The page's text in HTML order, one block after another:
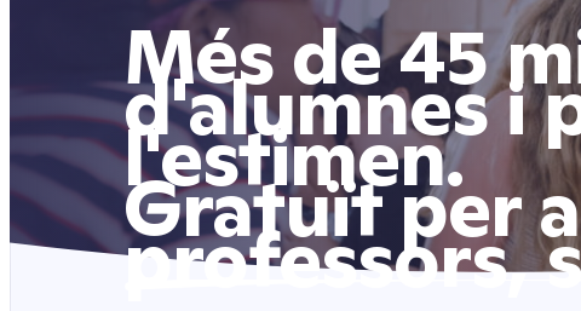
Més de 45
d'alumnes i
l'estimen.
Gratuït per a
professors,